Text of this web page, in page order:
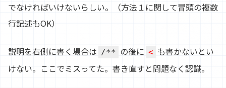
でなければいけないらしい。（方法１に関して冒頭の複数
行記述もOK）
説明を右側に書く場合は /** の後に < も書かないとい
けない。ここでミスってた。書き直すと問題なく認識。